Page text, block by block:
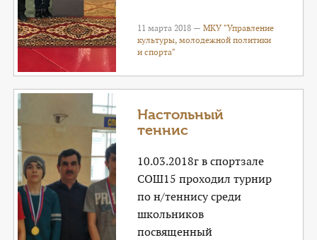
11 марта 2018 —МКУ "Управление
культуры, молодежной политики
и спорта"
Настольный
теннис
10.03.2018г в спортзале
СОШ15 проходил турнир
по н/теннису среди
школьников
посвященный